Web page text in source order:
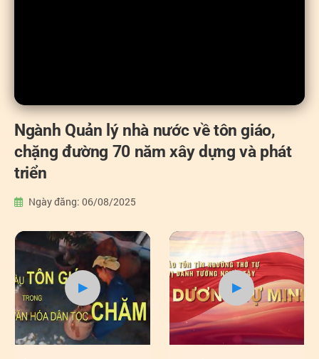
Ngành Quản lý nhà nước về tôn giáo,
chặng đường 70 năm xây dựng và phát
triển
Ngày đăng: 06/08/2025